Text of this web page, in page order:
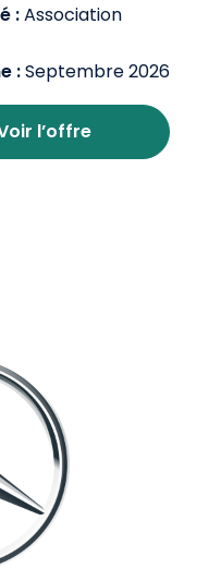
:Association
:Septembre 2026
l’offre